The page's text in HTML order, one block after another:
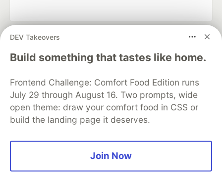
DEV Takeovers
Build something that tastes like home.
Frontend Challenge: Comfort Food Edition runs
July 29 through August 16. Two prompts, wide
open theme: draw your comfort food in CSS or
build the landing page it deserves.
Join Now
DEV Community
— A space to discuss and keep up software
development and manage your software career
Home
DEV Challenges DEV++
Videos
Organization Accounts
DEV Showcase About
Contact
Free Postgres Database
DEV Shop
MLH
Code of Conduct
Privacy Policy
Terms of Use
Built on
Forem — the open source
and other inclusive communities.